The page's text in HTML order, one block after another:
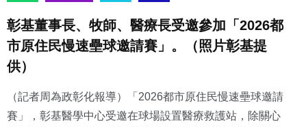
彰基董事長、牧師、醫療長受邀參加「2026都
市原住民慢速壘球邀請賽」。（照片彰基提
供）
（記者周為政彰化報導）「2026都市原住民慢速壘球邀請
賽」，彰基醫學中心受邀在球場設置醫療救護站，除關心